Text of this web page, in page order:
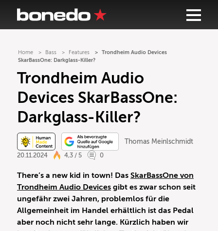
Home Bass Features
Trondheim Audio Devices
SkarBassOne: Darkglass-Killer?
Trondheim Audio
Devices SkarBassOne:
Darkglass-Killer?
Thomas Meinlschmidt
20.11.2024
4,3 / 5 0
There’s a new kid in town! Das SkarBassOne von
Trondheim Audio Devices gibt es zwar schon seit
ungefähr zwei Jahren, problemlos für die
Allgemeinheit im Handel erhältlich ist das Pedal
aber noch nicht sehr lange. Kürzlich haben wir